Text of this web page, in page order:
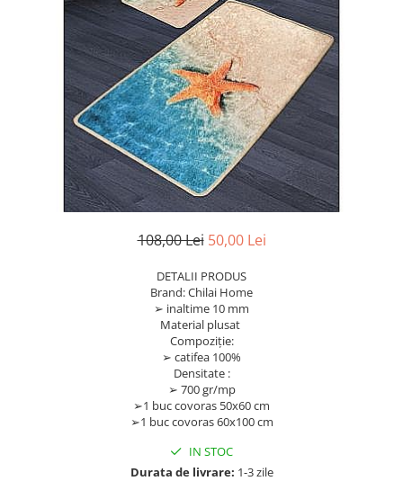
108,00 Lei 50,00 Lei
DETALII PRODUS
Brand: Chilai Home
➢ inaltime 10 mm
Material plusat
Compoziție:
➢ catifea 100%
Densitate :
➢ 700 gr/mp
➢1 buc covoras 50x60 cm
➢1 buc covoras 60x100 cm
IN STOC
Durata de livrare: 1-3 zile